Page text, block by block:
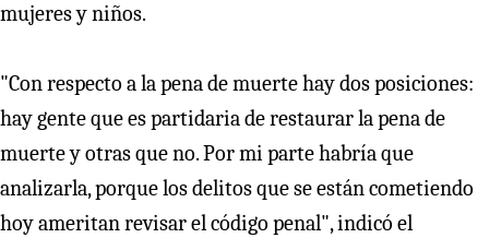
mujeres y niños.
"Con respecto a la pena de muerte hay dos posiciones:
hay gente que es partidaria de restaurar la pena de
muerte y otras que no. Por mi parte habría que
analizarla, porque los delitos que se están cometiendo
hoy ameritan revisar el código penal", indicó el